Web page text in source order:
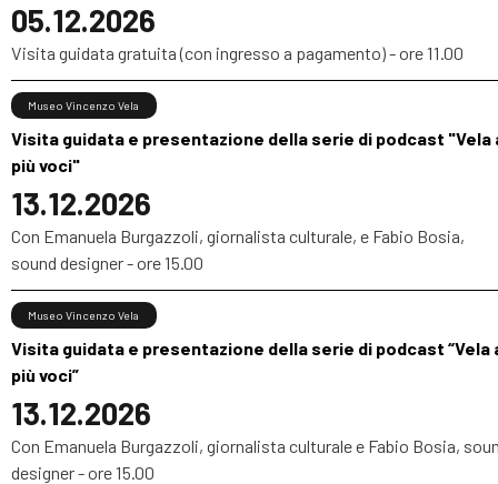
05.12.2026
Visita guidata gratuita (con ingresso a pagamento) - ore 11.00
Visita guidata e presentazione della serie di podcast "Vela
più voci"
13.12.2026
Museo Vincenzo Vela
Con Emanuela Burgazzoli, giornalista culturale, e Fabio Bosia,
sound designer - ore 15.00
Visita guidata e presentazione della serie di podcast “Vela
più voci”
13.12.2026
Museo Vincenzo Vela
Con Emanuela Burgazzoli, giornalista culturale e Fabio Bosia,
designer - ore 15.00